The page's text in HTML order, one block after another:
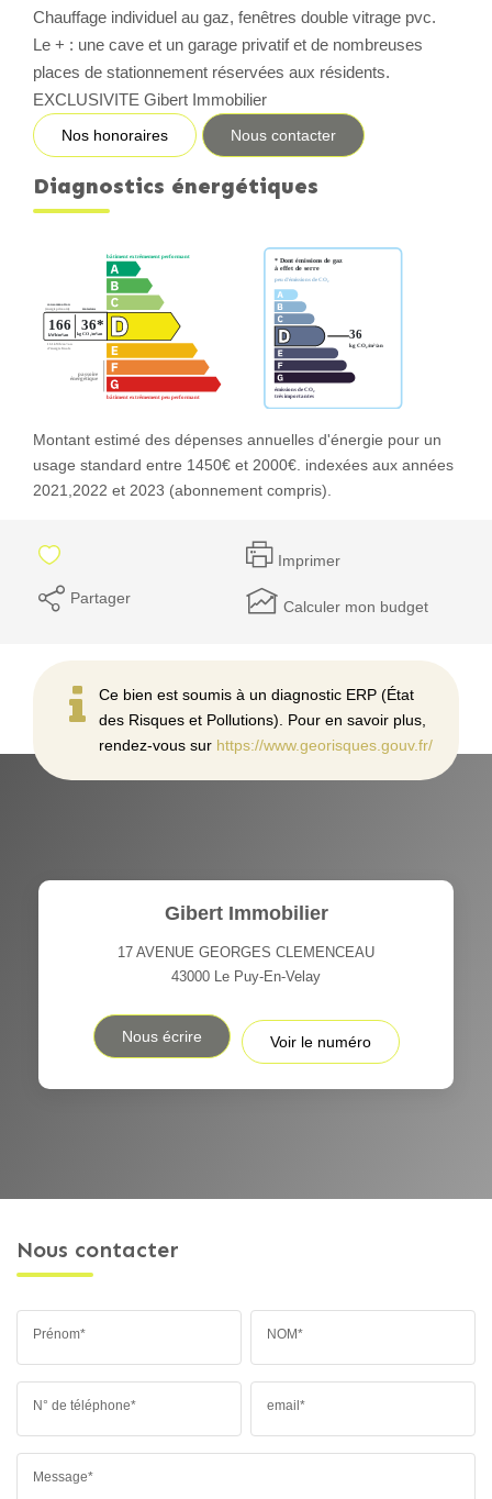
Chauffage individuel au gaz, fenêtres double vitrage pvc.
Le + : une cave et un garage privatif et de nombreuses
places de stationnement réservées aux résidents.
EXCLUSIVITE Gibert Immobilier
Nos honoraires Nous contacter
Diagnostics énergétiques
Montant estimé des dépenses annuelles d'énergie pour un
usage standard entre 1450€ et 2000€. indexées aux années
2021,2022 et 2023 (abonnement compris).
Imprimer
Partager Calculer mon budget
Ce bien est soumis à un diagnostic ERP (État
des Risques et Pollutions). Pour en savoir plus,
rendez-vous sur https://www.georisques.gouv.fr/
Gibert Immobilier
17 AVENUE GEORGES CLEMENCEAU
43000 Le Puy-En-Velay
Nous écrire Voir le numéro
Nous contacter
Prénom* NOM*
N° de téléphone* email*
Message*